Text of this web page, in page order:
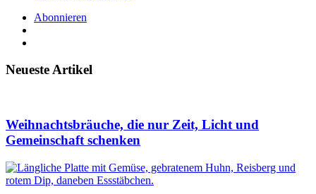
Abonnieren
Neueste Artikel
Weihnachtsbräuche, die nur Zeit, Licht und
Gemeinschaft schenken